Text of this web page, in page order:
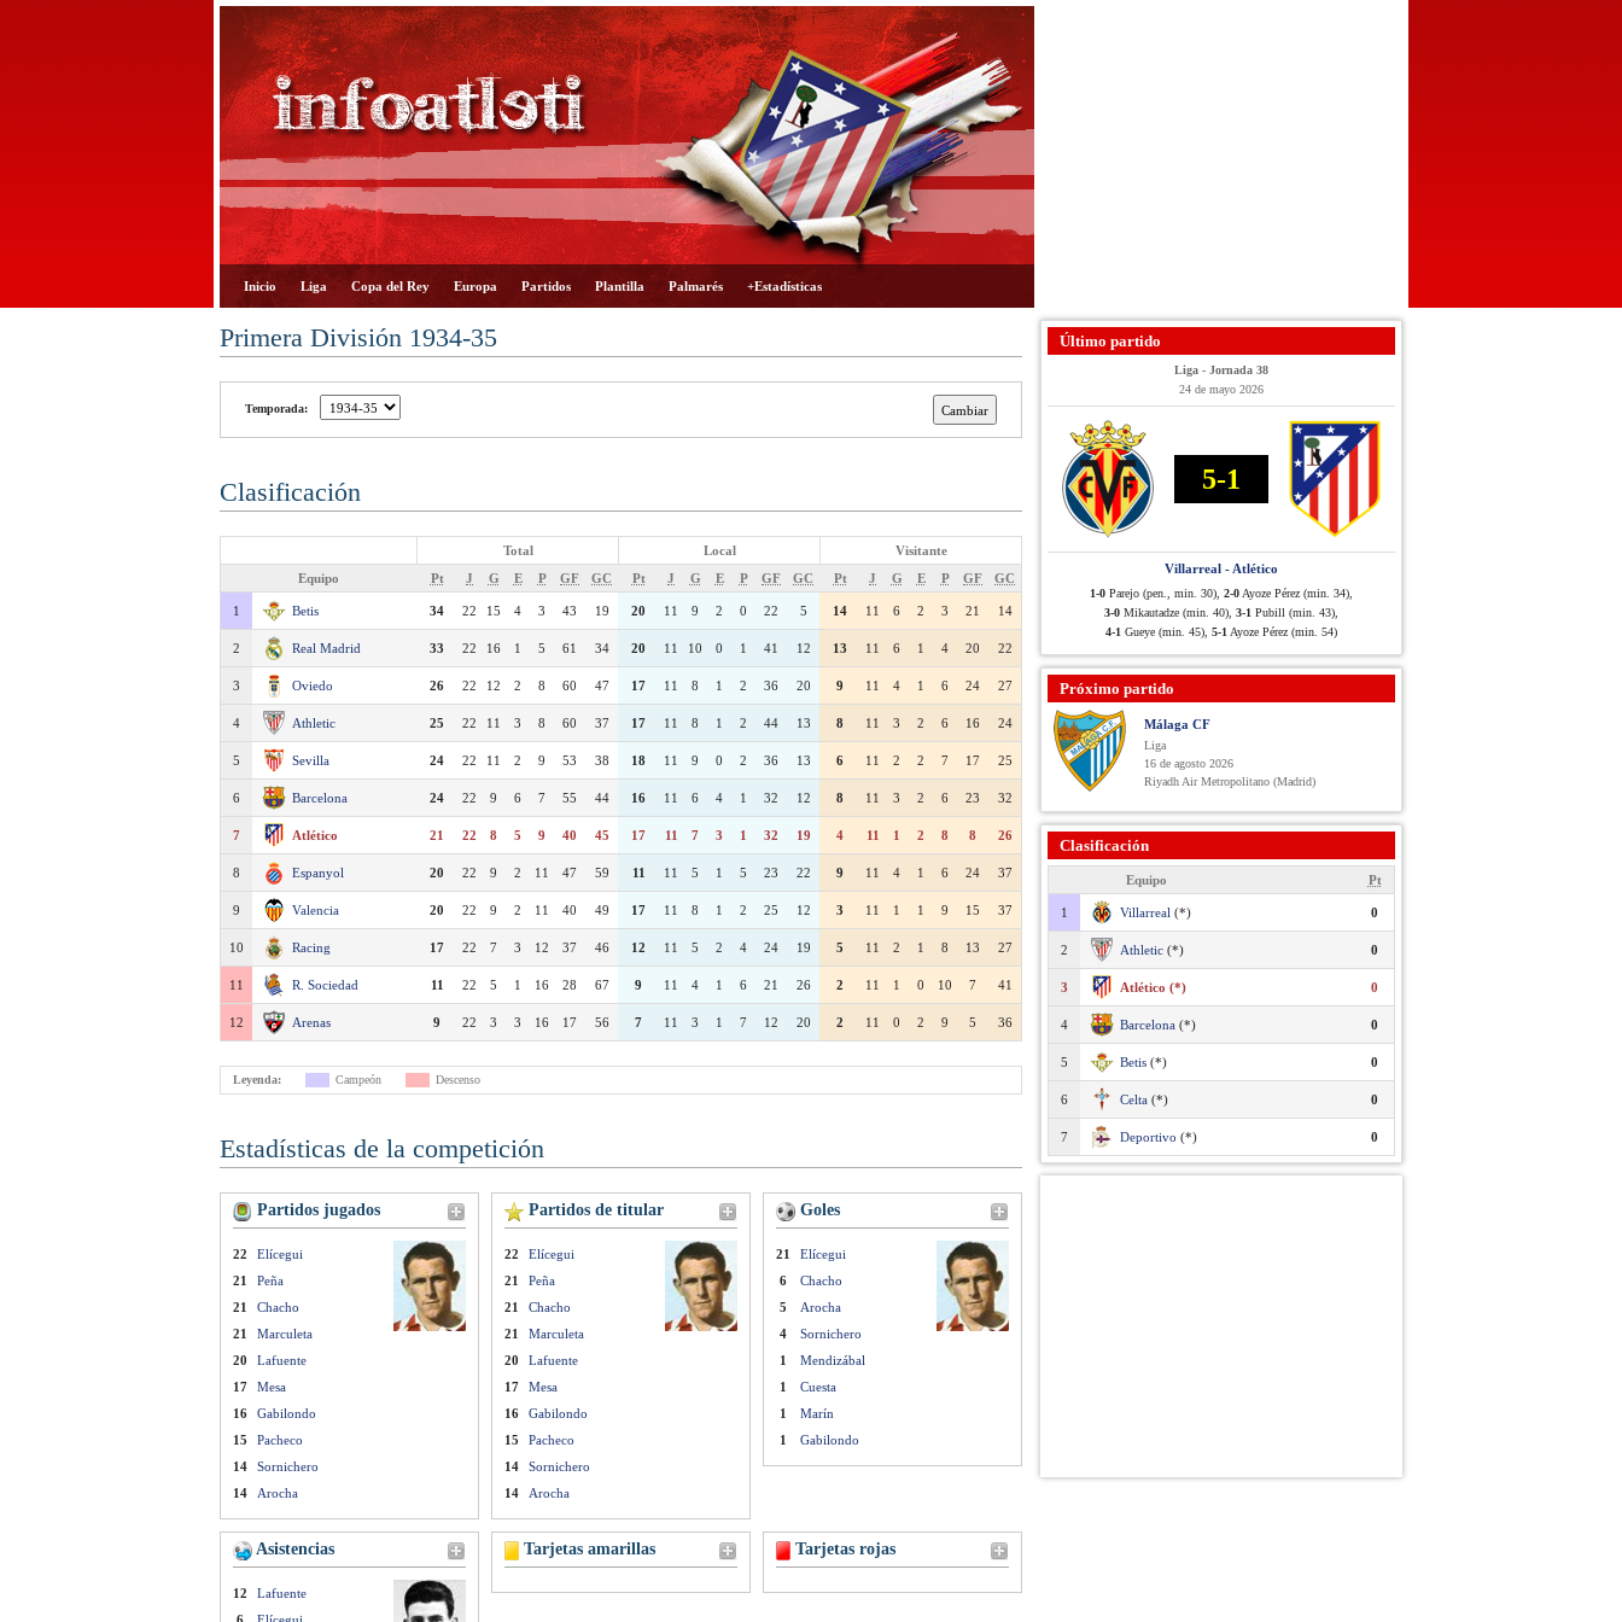
Inicio Liga Copa del Rey Europa Partidos Plantilla Palmarés +Estadísticas
Primera División 1934-35
Temporada:
Clasificación
Total Local
Visitante
Equipo
Pt J G E P GF GC Pt J G E P GF GC Pt J G E P GF GC
1 Betis 34 22 15 4 3 43 19 20 11 9 2 0 22 5 14 11 6 2 3 21 14
2 Real Madrid 33 22 16 1 5 61 34 20 11 10 0 1 41 12 13 11 6 1 4 20 22
3 Oviedo 26 22 12 2 8 60 47 17 11 8 1 2 36 20 9 11 4 1 6 24 27
4 Athletic 25 22 11 3 8 60 37 17 11 8 1 2 44 13 8 11 3 2 6 16 24
5 Sevilla 24 22 11 2 9 53 38 18 11 9 0 2 36 13 6 11 2 2 7 17 25
6 Barcelona 24 22 9 6 7 55 44 16 11 6 4 1 32 12 8 11 3 2 6 23 32
7 Atlético 21 22 8 5 9 40 45 17 11 7 3 1 32 19 4 11 1 2 8 8 26
8 Espanyol 20 22 9 2 11 47 59 11 11 5 1 5 23 22 9 11 4 1 6 24 37
9 Valencia 20 22 9 2 11 40 49 17 11 8 1 2 25 12 3 11 1 1 9 15 37
10 Racing 17 22 7 3 12 37 46 12 11 5 2 4 24 19 5 11 2 1 8 13 27
11 R. Sociedad 11 22 5 1 16 28 67 9 11 4 1 6 21 26 2 11 1 0 10 7 41
12 Arenas 9 22 3 3 16 17 56 7 11 3 1 7 12 20 2 11 0 2 9 5 36
Leyenda: Campeón Descenso
Estadísticas de la competición
Partidos jugados
22
Elícegui
21
Peña
21
Chacho
21
Marculeta
20
Lafuente
17
Mesa
16
Gabilondo
15
Pacheco
14
Sornichero
14
Arocha
Partidos de titular
22
Elícegui
21
Peña
21
Chacho
21
Marculeta
20
Lafuente
17
Mesa
16
Gabilondo
15
Pacheco
14
Sornichero
14
Arocha
Goles
21
Elícegui
6
Chacho
5
Arocha
4
Sornichero
1
Mendizábal
1
Cuesta
1
Marín
1
Gabilondo
Asistencias
12
Lafuente
Tarjetas amarillas Tarjetas rojas
Último partido
Liga - Jornada 38
24 de mayo 2026
5-1
Villarreal - Atlético
1-0 Parejo (pen., min. 30), 2-0 Ayoze Pérez (min. 34),
3-0 Mikautadze (min. 40), 3-1 Pubill (min. 43),
4-1 Gueye (min. 45), 5-1 Ayoze Pérez (min. 54)
Próximo partido
Málaga CF
Liga
16 de agosto 2026
Riyadh Air Metropolitano (Madrid)
Clasificación
Equipo Pt
1 Villarreal (*) 0
2 Athletic (*) 0
3 Atlético (*) 0
4 Barcelona (*) 0
5 Betis (*) 0
6 Celta (*) 0
7 Deportivo (*) 0